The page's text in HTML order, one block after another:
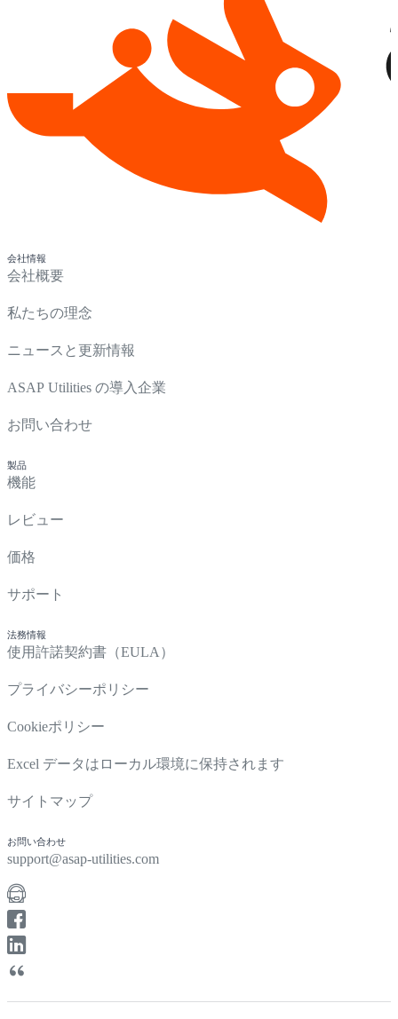
会社情報
会社概要
私たちの理念
ニュースと更新情報
ASAP Utilities の導入企業
お問い合わせ
製品
機能
レビュー
価格
サポート
法務情報
使用許諾契約書（EULA）
プライバシーポリシー
Cookieポリシー
Excel データはローカル環境に保持されます
サイトマップ
お問い合わせ
support@asap-utilities.com